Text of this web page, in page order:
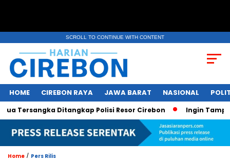
SCROLL TO CONTINUE WITH CONTENT
HOME CIREBON RAYA JAWA BARAT NASIONAL
Ditangkap Polisi Resor Cirebon Ingin Tampil di
Home / Pers Rilis